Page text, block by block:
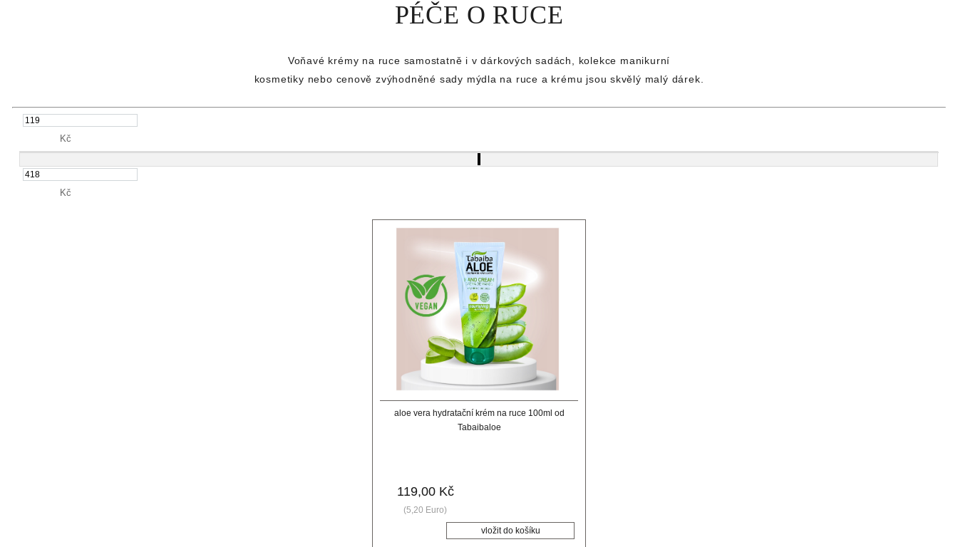
PÉČE O RUCE
Voňavé krémy na ruce samostatně i v dárkových sadách, kolekce manikurní
kosmetiky nebo cenově zvýhodněné sady mýdla na ruce a krému jsou skvělý malý dárek.
Kč
Kč
aloe vera hydratační krém na ruce 100ml od
Tabaibaloe
119,00 Kč
(5,20 Euro)